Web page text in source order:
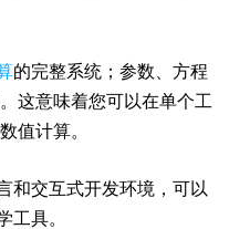
的完整系统；参数、方程
这意味着您可以在单个工
值计算。
和交互式开发环境，可以
工具。